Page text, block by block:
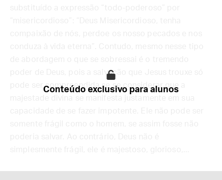
poder de Deus, pois a salvação que Jesus trouxe só
pode ser compreendida se se considerar que a
Conteúdo exclusivo para alunos